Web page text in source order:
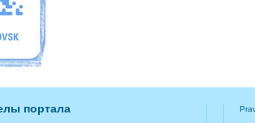
портала